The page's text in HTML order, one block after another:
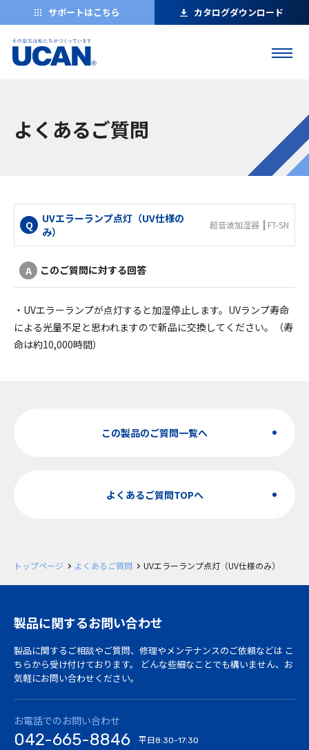
サポートはこちら カタログダウンロード
よくあるご質問
UVエラーランプ点灯（UV仕様の
み）
超音波加湿器 FT-SN
このご質問に対する回答
・UVエラーランプが点灯すると加湿停止します。UVランプ寿命
による光量不足と思われますので新品に交換してください。（寿
命は約10,000時間）
この製品のご質問一覧へ
よくあるご質問TOPへ
トップページ よくあるご質問 UVエラーランプ点灯（UV仕様のみ）
製品に関するお問い合わせ
製品に関するご相談やご質問、修理やメンテナンスのご依頼などは こ
ちらから受け付けております。
どんな些細なことでも構いません、お
気軽にお問い合わせください。
お電話でのお問い合わせ
042-665-8846 平日8:30-17:30